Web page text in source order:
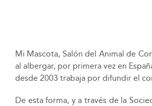
Mi Mascota, Salón del Animal de
al albergar, por primera vez en
desde 2003 trabaja por difundir el
De esta forma, y a través de la